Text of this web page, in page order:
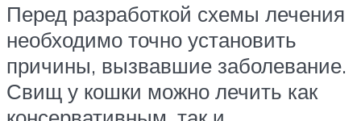
Перед разработкой схемы лечения
необходимо точно установить
причины, вызвавшие заболевание.
Свищ у кошки можно лечить как